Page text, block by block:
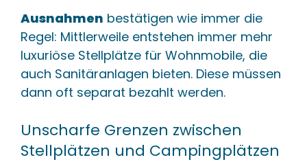
Ausnahmen bestätigen wie immer die
Regel: Mittlerweile entstehen immer mehr
luxuriöse Stellplätze für Wohnmobile, die
auch Sanitäranlagen bieten. Diese müssen
dann oft separat bezahlt werden.
Unscharfe Grenzen zwischen
Stellplätzen und Campingplätzen